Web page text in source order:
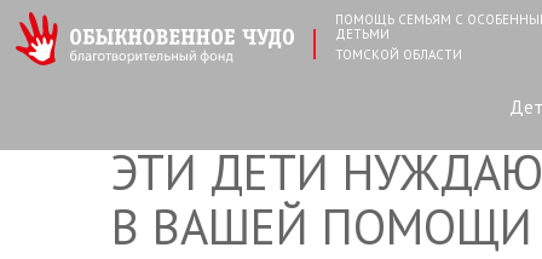
ПОМОЩЬ СЕМЬЯМ С
ДЕТЬМИ
ТОМСКОЙ ОБЛАСТИ
ЭТИ ДЕТИ
В ВАШЕЙ ПОМОЩИ